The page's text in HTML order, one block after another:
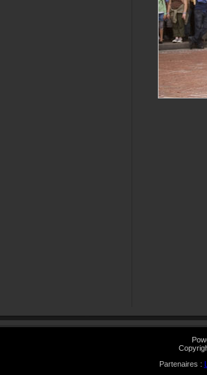
Partenaires :